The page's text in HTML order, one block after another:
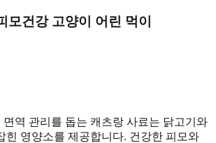
모건강 고양이 어린 먹이
면역 관리를 돕는 캐츠랑 사료는 닭고기와
힌 영양소를 제공합니다. 건강한 피모와